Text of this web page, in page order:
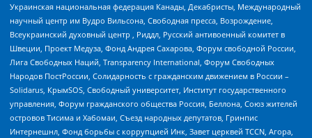
Украинская национальная федерация Канады, Декабристы, Международный
научный центр им Вудро Вильсона, Свободная пресса, Возрождение,
Всеукраинский духовный центр , Риддл, Русский антивоенный комитет в
Швеции, Проект Медуза, Фонд Андрея Сахарова, Форум свободной России,
Лига Свободных Наций, Transparеncy International, Форум Свободных
Народов ПостРоссии, Солидарность с гражданским движением в России –
Solidarus, КрымSOS, Свободный университет, Институт государственного
управления, Форум гражданского общества Россия, Беллона, Союз жителей
островов Тисима и Хабомаи, Съезд народных депутатов, Гринпис
Интернешнл, Фонд борьбы с коррупцией Инк, Завет церквей TCCN, Агора,